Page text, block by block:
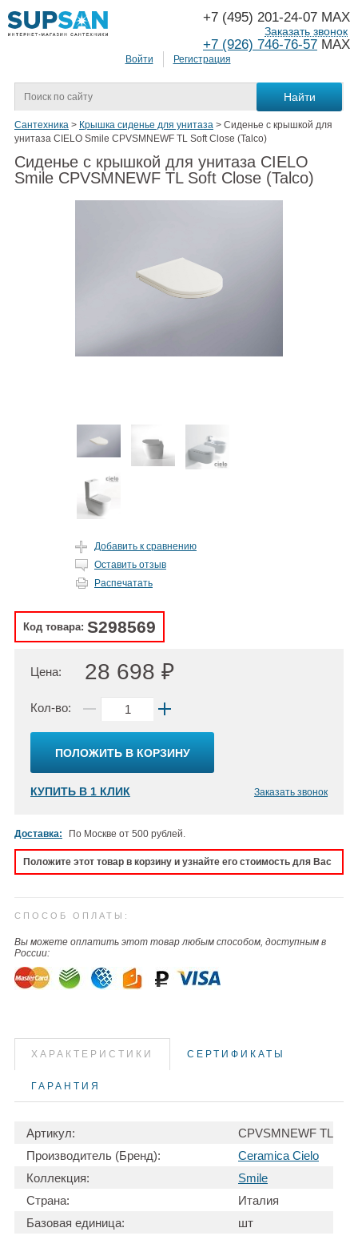
Войти Регистрация
+7 (495) 201-24-07 MAX
+7 (926) 746-76-57 MAX
Заказать звонок
Сантехника > Крышка сиденье для унитаза > Сиденье с крышкой для
унитаза CIELO Smile CPVSMNEWF TL Soft Close (Talco)
Сиденье с крышкой для унитаза CIELO
Smile CPVSMNEWF TL Soft Close (Talco)
Добавить к сравнению
Оставить отзыв
Распечатать
Код товара: S298569
Цена: 28 698 ₽
Кол-во:
ПОЛОЖИТЬ В КОРЗИНУ
КУПИТЬ В 1 КЛИК Заказать звонок
Доставка: По Москве от 500 рублей.
Положите этот товар в корзину и узнайте его стоимость для Вас
СПОСОБ ОПЛАТЫ:
Вы можете оплатить этот товар любым способом, доступным в
России:
ХАРАКТЕРИСТИКИ СЕРТИФИКАТЫ
ГАРАНТИЯ
Артикул:
CPVSMNEWF TL
Производитель (Бренд):
Ceramica Cielo
Коллекция:
Smile
Страна:
Италия
Базовая единица:
шт